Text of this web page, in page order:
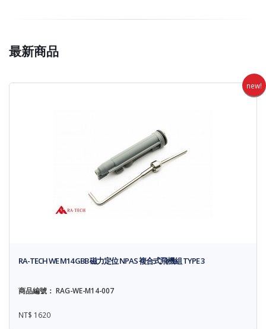
最新商品
new!
RA-TECH WE M14 GBB 磁力定位 NPAS 複合式飛機組 TYPE 3
商品編號： RAG-WE-M14-007
NT$ 1620